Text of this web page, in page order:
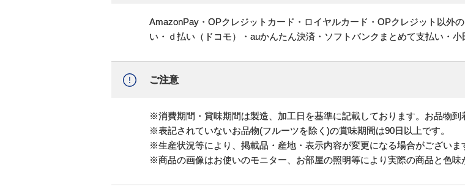
AmazonPay・OPクレジットカード・ロイヤルカード・OPクレジット以外
い・ｄ払い（ドコモ）・auかんたん決済・ソフトバンクまとめて支払い・
ご注意
※消費期間・賞味期間は製造、加工日を基準に記載しております。お品物到
※表記されていないお品物(フルーツを除く)の賞味期間は90日以上です。
※生産状況等により、掲載品・産地・表示内容が変更になる場合がございま
※商品の画像はお使いのモニター、お部屋の照明等により実際の商品と色味